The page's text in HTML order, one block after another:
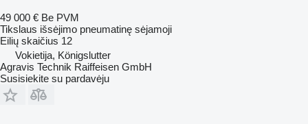
49 000 € Be PVM
Tikslaus išsėjimo pneumatinę sėjamoji
Eilių skaičius 12
Vokietija, Königslutter
Agravis Technik Raiffeisen GmbH
Susisiekite su pardavėju